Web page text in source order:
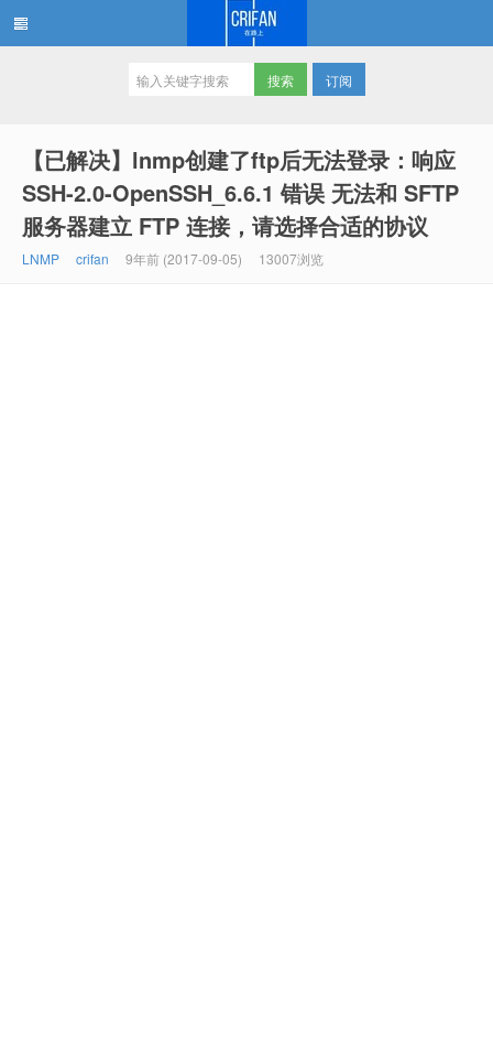
订阅
【已解决】lnmp创建了ftp后无法登录：响应
SSH-2.0-OpenSSH_6.6.1 错误 无法和 SFTP
服务器建立 FTP 连接，请选择合适的协议
LNMP crifan 9年前 (2017-09-05) 13007浏览